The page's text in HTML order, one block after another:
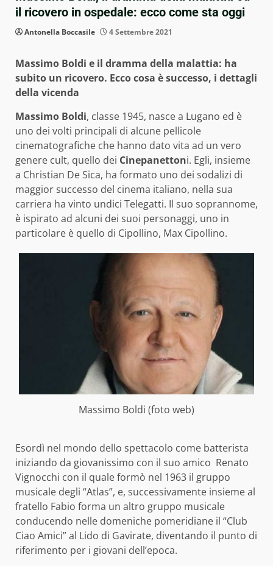
il ricovero in ospedale: ecco come sta oggi
Antonella Boccasile 4 Settembre 2021
Massimo Boldi e il dramma della malattia: ha
subito un ricovero. Ecco cosa è successo, i dettagli
della vicenda
Massimo Boldi, classe 1945, nasce a Lugano ed è
uno dei volti principali di alcune pellicole
cinematografiche che hanno dato vita ad un vero
genere cult, quello dei Cinepanettoni. Egli, insieme
a Christian De Sica, ha formato uno dei sodalizi di
maggior successo del cinema italiano, nella sua
carriera ha vinto undici Telegatti. Il suo soprannome,
è ispirato ad alcuni dei suoi personaggi, uno in
particolare è quello di Cipollino, Max Cipollino.
Massimo Boldi (foto web)
Esordì nel mondo dello spettacolo come batterista
iniziando da giovanissimo con il suo amico Renato
Vignocchi con il quale formò nel 1963 il gruppo
musicale degli “Atlas”, e, successivamente insieme al
fratello Fabio forma un altro gruppo musicale
conducendo nelle domeniche pomeridiane il “Club
Ciao Amici” al Lido di Gavirate, diventando il punto di
riferimento per i giovani dell’epoca.